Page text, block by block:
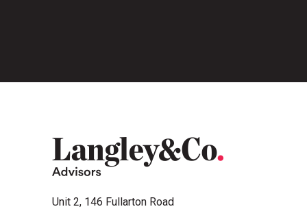
Unit 2, 146 Fullarton Road